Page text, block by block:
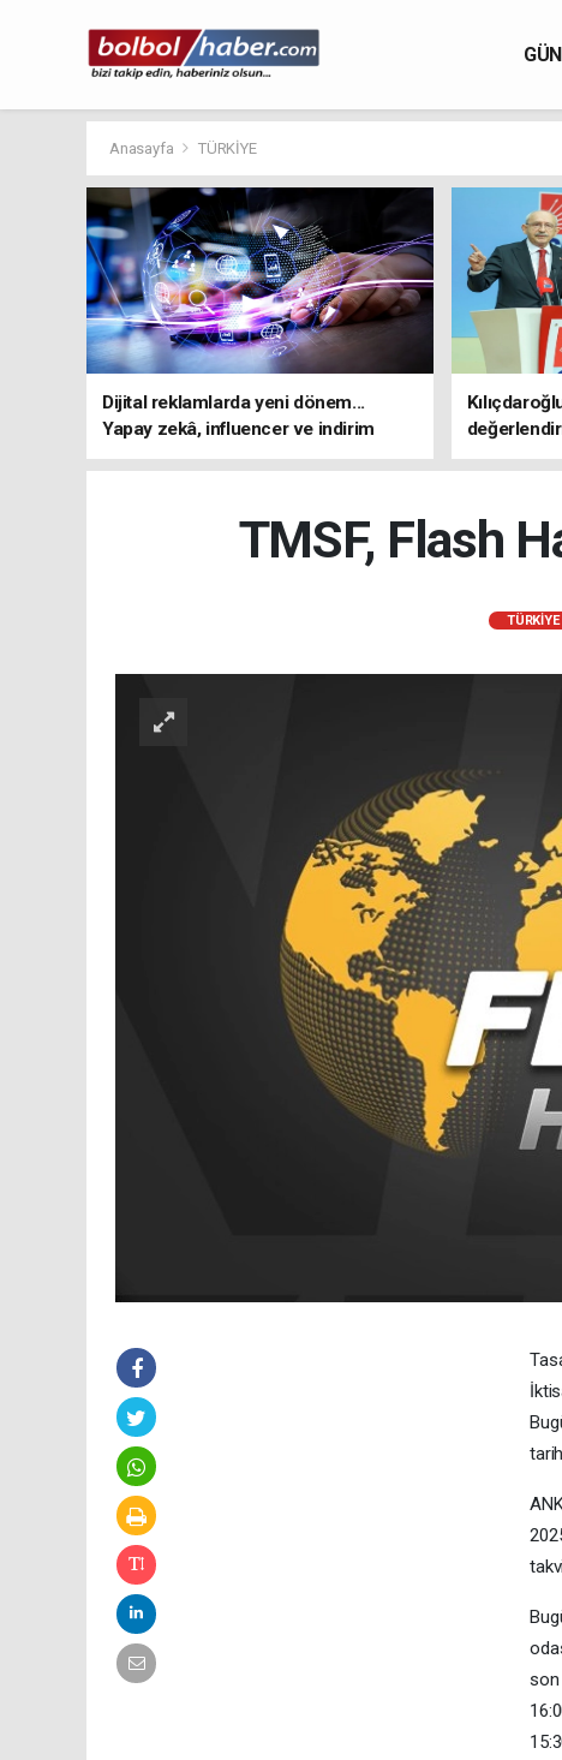
Anasayfa TÜRKİYE
Dijital reklamlarda yeni dönem...
Yapay zekâ, influencer ve indirim
kampanyalarına sıkı kurallar
adresi
TMSF, Flash
TÜRKİYE
son